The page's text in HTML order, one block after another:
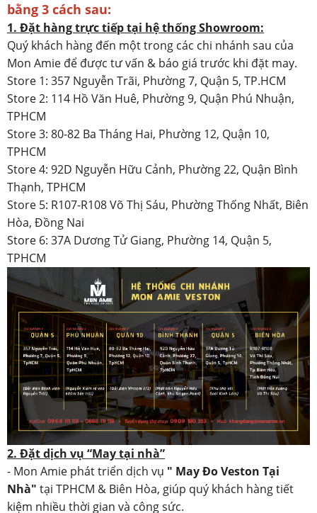
bằng 3 cách sau:
1. Đặt hàng trực tiếp tại hệ thống Showroom:
Quý khách hàng đến một trong các chi nhánh sau của
Mon Amie để được tư vấn & báo giá trước khi đặt may.
Store 1: 357 Nguyễn Trãi, Phường 7, Quận 5, TP.HCM
Store 2: 114 Hồ Văn Huê, Phường 9, Quận Phú Nhuận,
TPHCM
Store 3: 80-82 Ba Tháng Hai, Phường 12, Quận 10,
TPHCM
Store 4: 92D Nguyễn Hữu Cảnh, Phường 22, Quận Bình
Thạnh, TPHCM
Store 5: R107-R108 Võ Thị Sáu, Phường Thống Nhất, Biên
Hòa, Đồng Nai
Store 6: 37A Dương Tử Giang, Phường 14, Quận 5,
TPHCM
2. Đặt dịch vụ “May tại nhà”
- Mon Amie phát triển dịch vụ " May Đo Veston Tại
Nhà" tại TPHCM & Biên Hòa, giúp quý khách hàng tiết
kiệm nhiều thời gian và công sức.